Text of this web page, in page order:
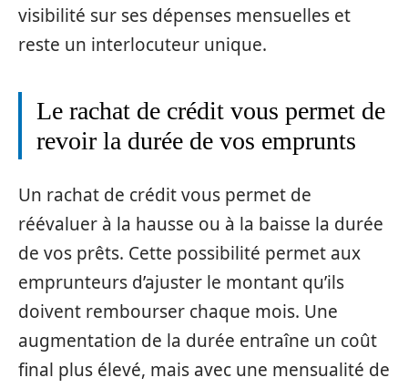
visibilité sur ses dépenses mensuelles et
reste un interlocuteur unique.
Le rachat de crédit vous permet de
revoir la durée de vos emprunts
Un rachat de crédit vous permet de
réévaluer à la hausse ou à la baisse la durée
de vos prêts. Cette possibilité permet aux
emprunteurs d’ajuster le montant qu’ils
doivent rembourser chaque mois. Une
augmentation de la durée entraîne un coût
final plus élevé, mais avec une mensualité de